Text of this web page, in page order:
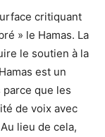
critiquant
» le Hamas. La
le soutien à la
est un
que les
de voix avec
lieu de cela,